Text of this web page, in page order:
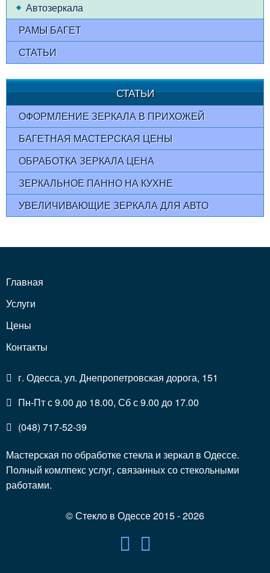
Автозеркала
РАМЫ БАГЕТ
СТАТЬИ
СТАТЬИ
ОФОРМЛЕНИЕ ЗЕРКАЛА В ПРИХОЖЕЙ
БАГЕТНАЯ МАСТЕРСКАЯ ЦЕНЫ
ОБРАБОТКА ЗЕРКАЛА ЦЕНА
ЗЕРКАЛЬНОЕ ПАННО НА КУХНЕ
УВЕЛИЧИВАЮЩИЕ ЗЕРКАЛА ДЛЯ АВТО
Главная
Услуги
Цены
Контакты
г. Одесса, ул. Днепропетровская дорога, 151
Пн-Пт с 9.00 до 18.00, Сб с 9.00 до 17.00
(048) 717-52-39
Мастерская по обработке стекла и зеркал в Одессе.
Полный комлпекс услуг, связанных со стекольными
работами.
© Стекло в Одессе 2015 - 2026